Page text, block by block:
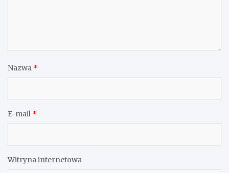
Nazwa *
E-mail *
Witryna internetowa